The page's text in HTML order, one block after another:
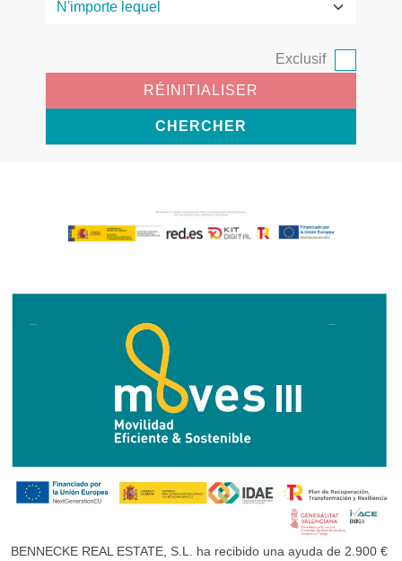
Exclusif
RÉINITIALISER
CHERCHER
BENNECKE REAL ESTATE, S.L. ha recibido una ayuda de 2.900 €